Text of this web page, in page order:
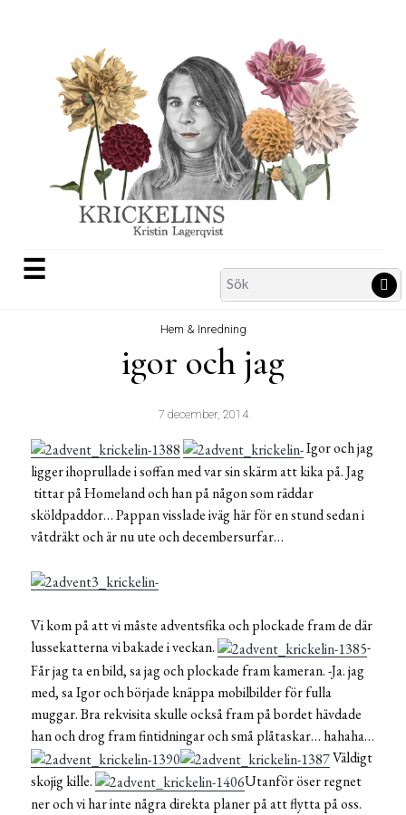
☰
Search
for:
Hem & Inredning
igor och jag
7 december, 2014
Igor och jag
ligger ihoprullade i soffan med var sin skärm att kika på. Jag
tittar på Homeland och han på någon som räddar
sköldpaddor… Pappan visslade iväg här för en stund sedan i
våtdräkt och är nu ute och decembersurfar…
Vi kom på att vi måste adventsfika och plockade fram de där
lussekatterna vi bakade i veckan.
-
Får jag ta en bild, sa jag och plockade fram kameran. -Ja. jag
med, sa Igor och började knäppa mobilbilder för fulla
muggar. Bra rekvisita skulle också fram på bordet hävdade
han och drog fram fintidningar och små plåtaskar… hahaha…
Väldigt
skojig kille.
Utanför öser regnet
ner och vi har inte några direkta planer på att flytta på oss.